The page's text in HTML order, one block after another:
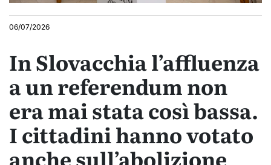
06/07/2026
In Slovacchia l’affluenza
a un referendum non
era mai stata così bassa.
I cittadini hanno votato
anche sull’abolizione